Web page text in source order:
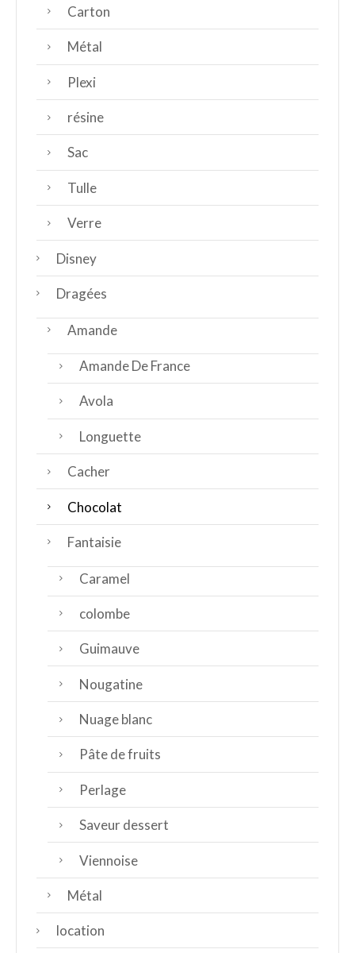
Carton
Métal
Plexi
résine
Sac
Tulle
Verre
Disney
Dragées
Amande
Amande De France
Avola
Longuette
Cacher
Chocolat
Fantaisie
Caramel
colombe
Guimauve
Nougatine
Nuage blanc
Pâte de fruits
Perlage
Saveur dessert
Viennoise
Métal
location